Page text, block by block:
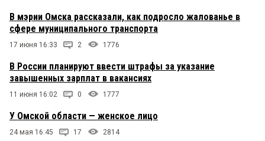
В мэрии Омска рассказали, как подросло жалованье в
сфере муниципального транспорта
17 июня 16:33 2 1776
В России планируют ввести штрафы за указание
завышенных зарплат в вакансиях
11 июня 16:02 0 1777
У Омской области — женское лицо
24 мая 16:45 17 2814